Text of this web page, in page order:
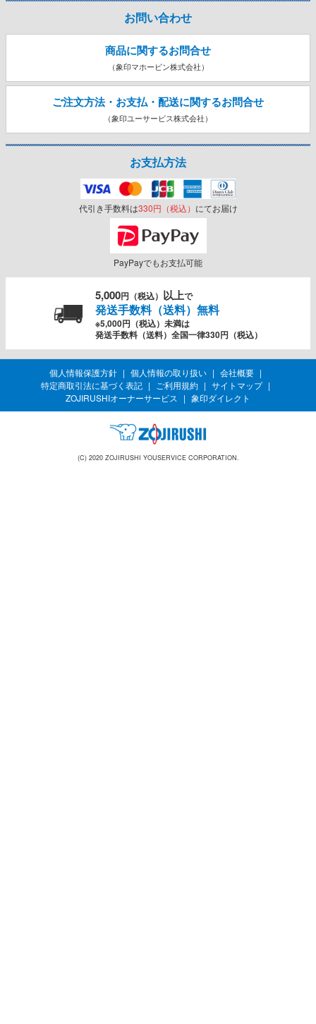
お問い合わせ
商品に関するお問合せ
（象印マホービン株式会社）
ご注文方法・お支払・配送に関するお問合せ
（象印ユーサービス株式会社）
お支払方法
代引き手数料は330円（税込） にてお届け
PayPayでもお支払可能
5,000円（税込） 以上で
発送手数料（送料）無料
※5,000円（税込）未満は
発送手数料（送料）全国一律330円（税込）
個人情報保護方針 個人情報の取り扱い
会社概要
特定商取引法に基づく表記
ご利用規約
サイトマップ
ZOJIRUSHIオーナーサービス
象印ダイレクト
(C) 2020 ZOJIRUSHI YOUSERVICE CORPORATION.